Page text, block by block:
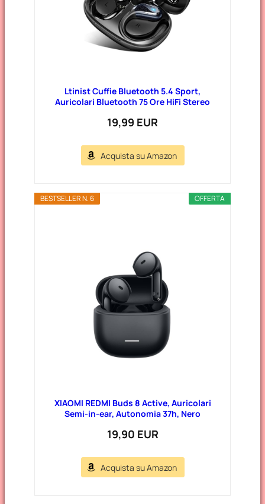
Ltinist Cuffie Bluetooth 5.4 Sport,
Auricolari Bluetooth 75 Ore HiFi Stereo
19,99 EUR
Acquista su Amazon
OFFERTA
BESTSELLER N. 6
XIAOMI REDMI Buds 8 Active, Auricolari
Semi-in-ear, Autonomia 37h, Nero
19,90 EUR
Acquista su Amazon